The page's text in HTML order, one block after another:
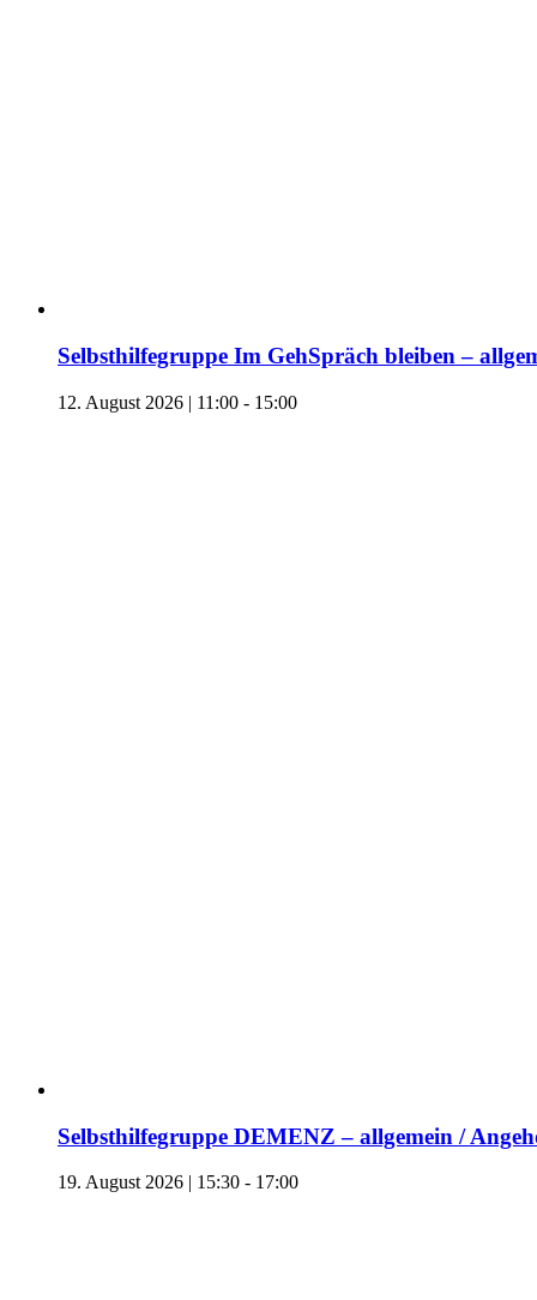
Selbsthilfegruppe Im GehSpräch bleiben –
12. August 2026 | 11:00 - 15:00
Selbsthilfegruppe DEMENZ – allgemein /
19. August 2026 | 15:30 - 17:00